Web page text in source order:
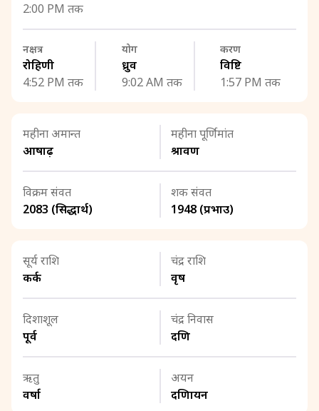
2:00 PM तक
नक्षत्र
रोहिणी
4:52 PM तक
योग
ध्रुव
9:02 AM तक
करण
विष्टि
1:57 PM तक
महीना अमान्त
आषाढ़
महीना पूर्णिमांत
श्रावण
विक्रम संवत
2083 (सिद्धार्थ)
शक संवत
1948 (प्रभाउ)
सूर्य राशि
कर्क
चंद्र राशि
वृष
दिशाशूल
पूर्व
चंद्र निवास
दक्षिण
ऋतु
वर्षा
अयन
दक्षिणायन